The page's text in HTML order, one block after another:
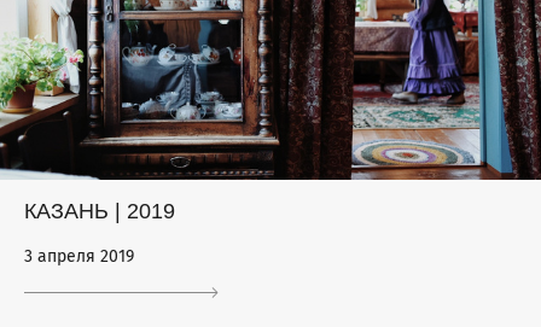
КАЗАНЬ | 2019
3 апреля 2019